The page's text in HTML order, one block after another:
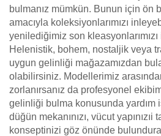
bulmanız mümkün. Bunun için ön
amacıyla koleksiyonlarımızı
yenilediğimiz son
Helenistik, bohem, nostaljik veya
uygun gelinliği mağazamızdan
olabilirsiniz. Modellerimiz
zorlanırsanız da profesyonel
gelinliği bulma konusunda
düğün mekanınızı, vücut yapınızıi
konseptinizi göz önünde